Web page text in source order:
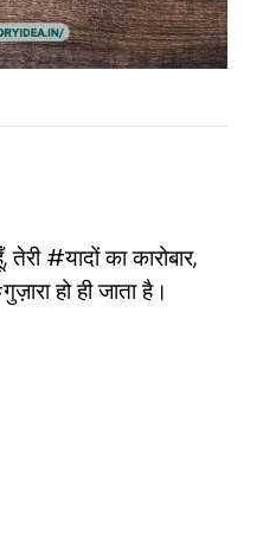
#यादों का कारोबार,
हो ही जाता है।